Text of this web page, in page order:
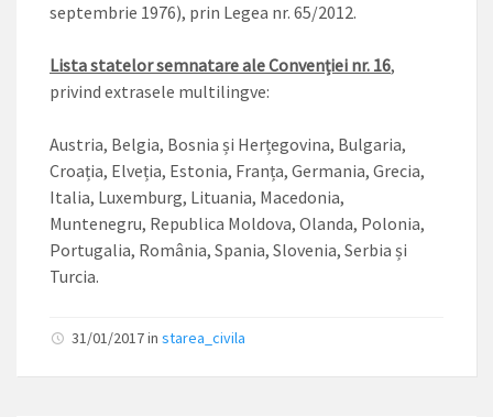
septembrie 1976), prin Legea nr. 65/2012.
Lista statelor semnatare ale Convenției nr. 16,
privind extrasele multilingve:
Austria, Belgia, Bosnia și Herțegovina, Bulgaria,
Croația, Elveția, Estonia, Franța, Germania, Grecia,
Italia, Luxemburg, Lituania, Macedonia,
Muntenegru, Republica Moldova, Olanda, Polonia,
Portugalia, România, Spania, Slovenia, Serbia și
Turcia.
31/01/2017in starea_civila